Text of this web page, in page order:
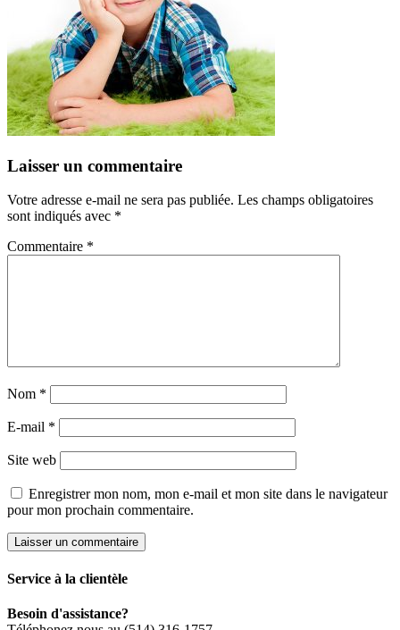
Laisser un commentaire
Votre adresse e-mail ne sera pas publiée. Les champs obligatoires
sont indiqués avec *
Commentaire *
Nom *
E-mail *
Site web
Enregistrer mon nom, mon e-mail et mon site dans le navigateur
pour mon prochain commentaire.
Service à la clientèle
Besoin d'assistance?